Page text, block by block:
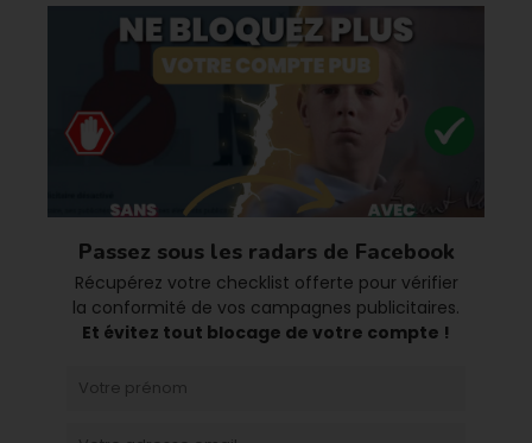
Passez sous les radars de Facebook
Récupérez votre checklist offerte pour vérifier
la conformité de vos campagnes publicitaires.
Et évitez tout blocage de votre compte !